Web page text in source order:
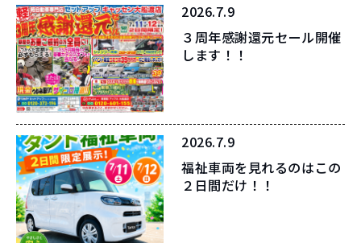
2026.7.9
３周年感謝還元セール開催
します！！
2026.7.9
福祉車両を見れるのはこの
２日間だけ！！